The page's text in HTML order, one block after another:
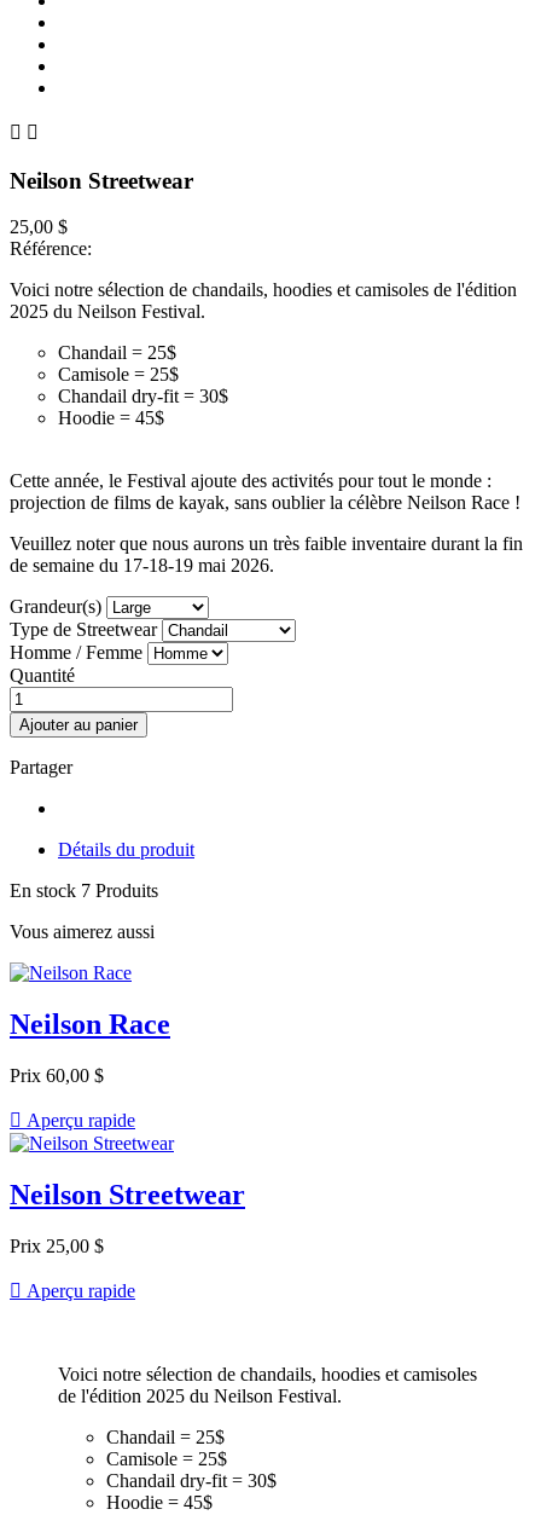
 
Neilson Streetwear
25,00 $
Référence:
Voici notre sélection de chandails, hoodies et camisoles de l'édition
2025 du Neilson Festival.
Chandail = 25$
Camisole = 25$
Chandail dry-fit = 30$
Hoodie = 45$
Cette année, le Festival ajoute des activités pour tout le monde :
projection de films de kayak, sans oublier la célèbre Neilson Race !
Veuillez noter que nous aurons un très faible inventaire durant la fin
de semaine du 17-18-19 mai 2026.
Grandeur(s)
Type de Streetwear
Homme / Femme
Quantité
Ajouter au panier
Partager
Détails du produit
En stock 7 Produits
Vous aimerez aussi
Neilson Race
Prix 60,00 $
 Aperçu rapide
Neilson Streetwear
Prix 25,00 $
 Aperçu rapide
Voici notre sélection de chandails, hoodies et camisoles
de l'édition 2025 du Neilson Festival.
Chandail = 25$
Camisole = 25$
Chandail dry-fit = 30$
Hoodie = 45$